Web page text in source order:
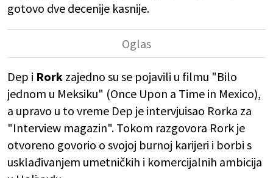
gotovo dve decenije kasnije.
Dep i Rork zajedno su se pojavili u filmu "Bilo
jednom u Meksiku" (Once Upon a Time in Mexico),
a upravo u to vreme Dep je intervjuisao Rorka za
"Interview magazin". Tokom razgovora Rork je
otvoreno govorio o svojoj burnoj karijeri i borbi s
usklađivanjem umetničkih i komercijalnih ambicija